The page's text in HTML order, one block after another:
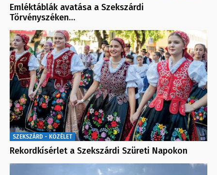
Emléktáblák avatása a Szekszárdi
Törvényszéken…
SZEKSZÁRD - KÖZÉLET
Rekordkísérlet a Szekszárdi Szüreti Napokon